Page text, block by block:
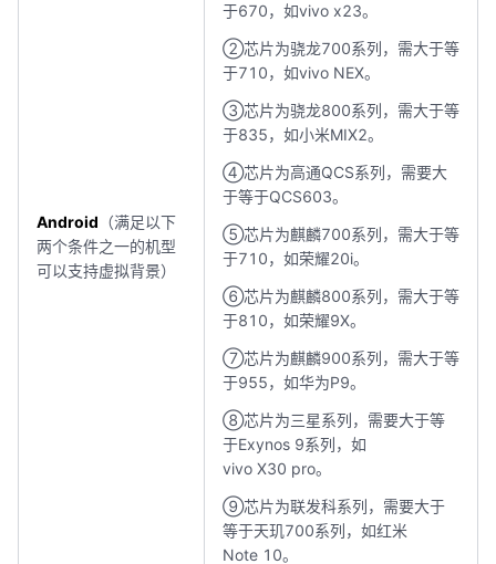
Android （满足以下
两个条件之一的机型
可以支持虚拟背景）
于670，如vivo x23。
②芯片为骁龙700系列，需大于等
于710，如vivo NEX。
③芯片为骁龙800系列，需大于等
于835，如小米MIX2。
④芯片为高通QCS系列，需要大
于等于QCS603。
⑤芯片为麒麟700系列，需大于等
于710，如荣耀20i。
⑥芯片为麒麟800系列，需大于等
于810，如荣耀9X。
⑦芯片为麒麟900系列，需大于等
于955，如华为P9。
⑧芯片为三星系列，需要大于等
于Exynos 9系列，如
vivo X30 pro。
⑨芯片为联发科系列，需要大于
等于天玑700系列，如红米
Note 10。